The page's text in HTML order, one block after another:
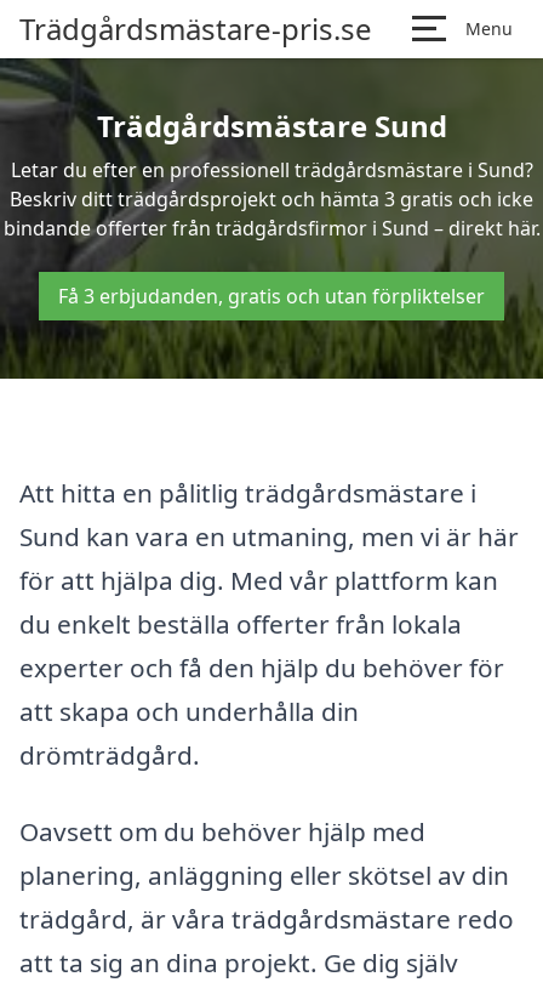
Trädgårdsmästare-pris.se Menu
Trädgårdsmästare Sund
Letar du efter en professionell trädgårdsmästare i Sund?
Beskriv ditt trädgårdsprojekt och hämta 3 gratis och icke
bindande offerter från trädgårdsfirmor i Sund – direkt här.
Få 3 erbjudanden, gratis och utan förpliktelser
Att hitta en pålitlig trädgårdsmästare i
Sund kan vara en utmaning, men vi är här
för att hjälpa dig. Med vår plattform kan
du enkelt beställa offerter från lokala
experter och få den hjälp du behöver för
att skapa och underhålla din
drömträdgård.
Oavsett om du behöver hjälp med
planering, anläggning eller skötsel av din
trädgård, är våra trädgårdsmästare redo
att ta sig an dina projekt. Ge dig själv